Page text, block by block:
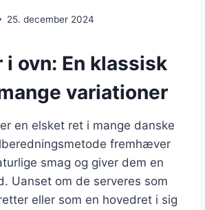
25. december 2024
ovn: En klassisk
variationer
en elsket ret i mange danske
fremhæver
smag og giver dem en
Uanset om de serveres som
eller som en hovedret i sig